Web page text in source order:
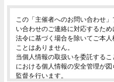
この「主催者へのお問い合わせ
い合わせのご連絡に対応するため
法令に基づく場合を除いてご本
ことはありません。
当個人情報の取扱いを委託する
における個人情報の安全管理が
監督を行います。